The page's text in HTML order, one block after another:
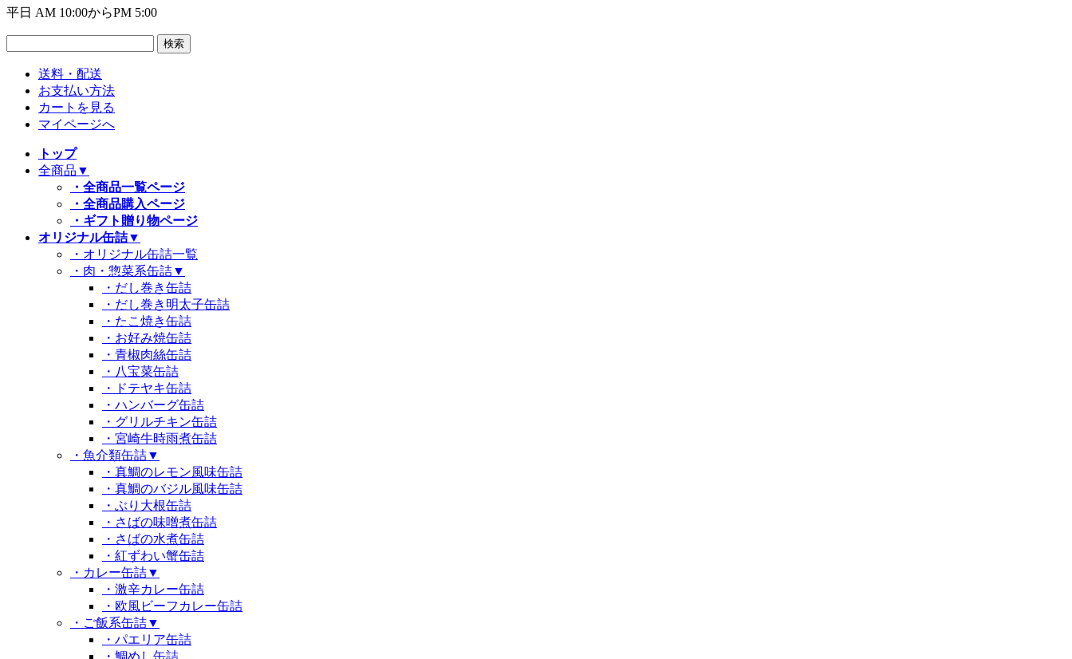
平日 AM 10:00からPM 5:00
送料・配送
お支払い方法
カートを見る
マイページへ
トップ
全商品 ▼
・全商品一覧ページ
・全商品購入ページ
・ギフト贈り物ページ
オリジナル缶詰▼
・オリジナル缶詰一覧
・肉・惣菜系缶詰▼
・だし巻き缶詰
・だし巻き明太子缶詰
・たこ焼き缶詰
・お好み焼缶詰
・青椒肉絲缶詰
・八宝菜缶詰
・ドテヤキ缶詰
・ハンバーグ缶詰
・グリルチキン缶詰
・宮崎牛時雨煮缶詰
・魚介類缶詰▼
・真鯛のレモン風味缶詰
・真鯛のバジル風味缶詰
・ぶり大根缶詰
・さばの味噌煮缶詰
・さばの水煮缶詰
・紅ずわい蟹缶詰
・カレー缶詰▼
・激辛カレー缶詰
・欧風ビーフカレー缶詰
・ご飯系缶詰▼
・パエリア缶詰